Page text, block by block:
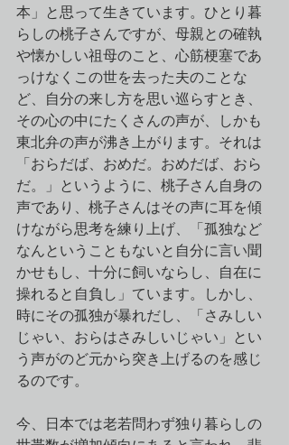
本」と思って生きています。ひとり暮
らしの桃子さんですが、母親との確執
や懐かしい祖母のこと、心筋梗塞であ
っけなくこの世を去った夫のことな
ど、自分の来し方を思い巡らすとき、
その心の中にたくさんの声が、しかも
東北弁の声が沸き上がります。それは
「おらだば、おめだ。おめだば、おら
だ。」というように、桃子さん自身の
声であり、桃子さんはその声に耳を傾
けながら思考を練り上げ、「孤独など
なんということもないと自分に言い聞
かせもし、十分に飼いならし、自在に
操れると自負し」ています。しかし、
時にその孤独が暴れだし、「さみしい
じゃい、おらはさみしいじゃい」とい
う声がのど元から突き上げるのを感じ
るのです。
今、日本では老若問わず独り暮らしの